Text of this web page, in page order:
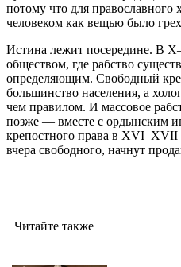
потому что для православного
человеком как вещью было
Истина лежит посередине. В
обществом, где рабство
определяющим. Свободный
большинство населения, а
чем правилом. И массовое
позже — вместе с ордынским
крепостного права в XVI–XVII
вчера свободного, начнут
Читайте также